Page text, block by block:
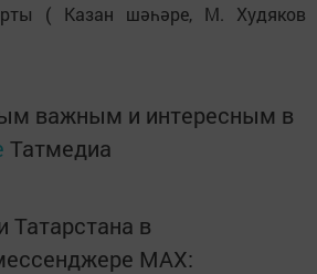
( Казан шәһәре, М. Худяков
важным и интересным в
Татмедиа
Татарстана в
MАХ: